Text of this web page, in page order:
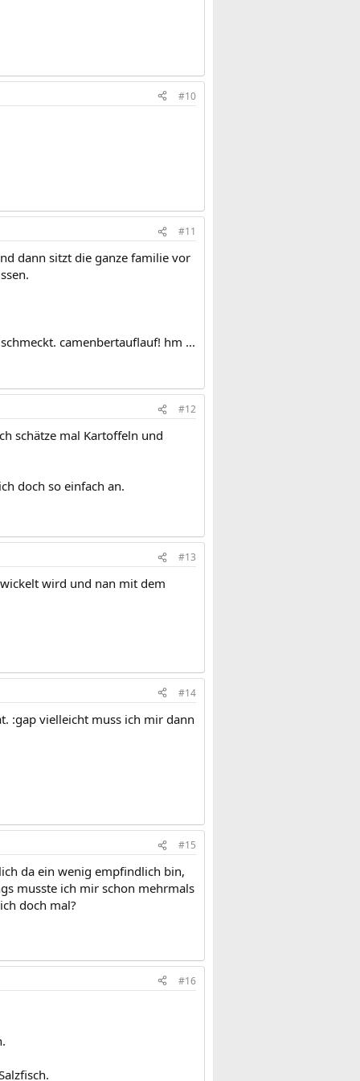
#10
#11
dann sitzt die ganze familie vor
camenbertauflauf! hm ...
#12
schätze mal Kartoffeln und
doch so einfach an.
#13
wird und nan mit dem
#14
:gap vielleicht muss ich mir dann
#15
da ein wenig empfindlich bin,
musste ich mir schon mehrmals
doch mal?
#16